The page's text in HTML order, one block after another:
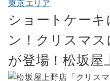
東京エリア
ショートケー
ン！クリスマ
が登場！松坂屋